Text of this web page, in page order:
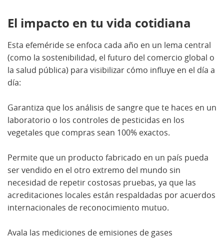
El impacto en tu vida cotidiana
Esta efeméride se enfoca cada año en un lema central
(como la sostenibilidad, el futuro del comercio global o
la salud pública) para visibilizar cómo influye en el día a
día:
Garantiza que los análisis de sangre que te haces en un
laboratorio o los controles de pesticidas en los
vegetales que compras sean 100% exactos.
Permite que un producto fabricado en un país pueda
ser vendido en el otro extremo del mundo sin
necesidad de repetir costosas pruebas, ya que las
acreditaciones locales están respaldadas por acuerdos
internacionales de reconocimiento mutuo.
Avala las mediciones de emisiones de gases